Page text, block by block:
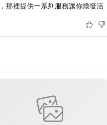
那裡提供一系列服務讓你煥發活